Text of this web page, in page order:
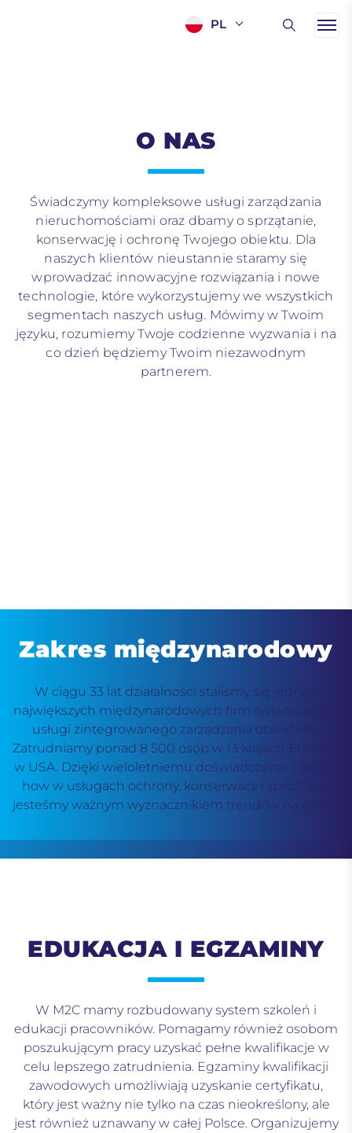
PL
O NAS
Świadczymy kompleksowe usługi zarządzania
nieruchomościami oraz dbamy o sprzątanie,
konserwację i ochronę Twojego obiektu. Dla
naszych klientów nieustannie staramy się
wprowadzać innowacyjne rozwiązania i nowe
technologie, które wykorzystujemy we wszystkich
segmentach naszych usług. Mówimy w Twoim
języku, rozumiemy Twoje codzienne wyzwania i na
co dzień będziemy Twoim niezawodnym
partnerem.
Zakres międzynarodowy
W ciągu 33 lat działalności staliśmy się jedną z
największych międzynarodowych firm świadczących
usługi zintegrowanego zarządzania obiektami.
Zatrudniamy ponad 8 500 osób w 13 krajach Europy i
w USA. Dzięki wieloletniemu doświadczeniu i know-
how w usługach ochrony, konserwacji i sprzątania
jesteśmy ważnym wyznacznikiem trendów na rynku.
EDUKACJA I EGZAMINY
W M2C mamy rozbudowany system szkoleń i
edukacji pracowników. Pomagamy również osobom
poszukującym pracy uzyskać pełne kwalifikacje w
celu lepszego zatrudnienia. Egzaminy kwalifikacji
zawodowych umożliwiają uzyskanie certyfikatu,
który jest ważny nie tylko na czas nieokreślony, ale
jest również uznawany w całej Polsce. Organizujemy